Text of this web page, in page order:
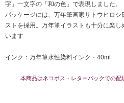
字」一文字の「和の色」で表現しました。
パッケージには、万年筆画家サトウヒロ
ストを採用。万年筆イラストも十分に楽
います
インク：万年筆水性染料インク・40ml
本商品はネコポス・レターパックでの配